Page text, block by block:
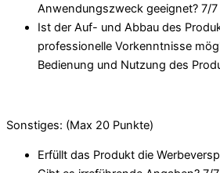
Anwendungszweck geeignet? 7/
Ist der Auf- und Abbau des
professionelle Vorkenntnisse
Bedienung und Nutzung des
Sonstiges: (Max 20 Punkte)
Erfüllt das Produkt die